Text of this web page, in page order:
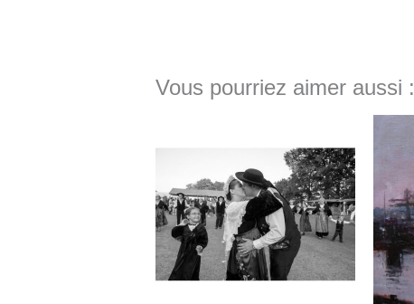
Vous pourriez aimer aussi :
prix :
1200€
à
1600€